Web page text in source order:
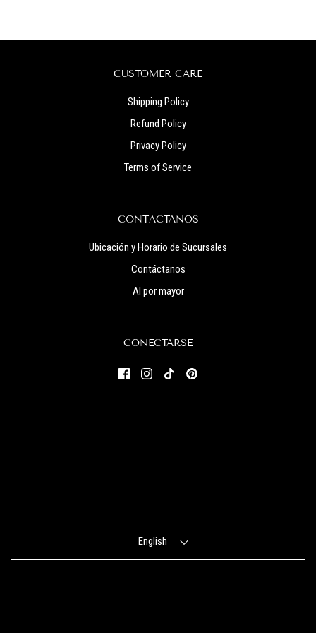
CUSTOMER CARE
Shipping Policy
Refund Policy
Privacy Policy
Terms of Service
CONTÁCTANOS
Ubicación y Horario de Sucursales
Contáctanos
Al por mayor
CONECTARSE
English